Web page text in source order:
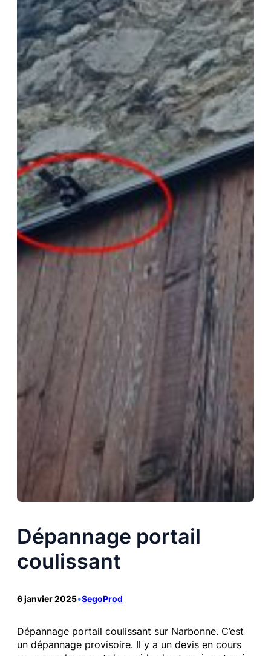
Dépannage portail
coulissant
6 janvier 2025•SegoProd
Dépannage portail coulissant sur Narbonne. C’est
un dépannage provisoire. Il y a un devis en cours